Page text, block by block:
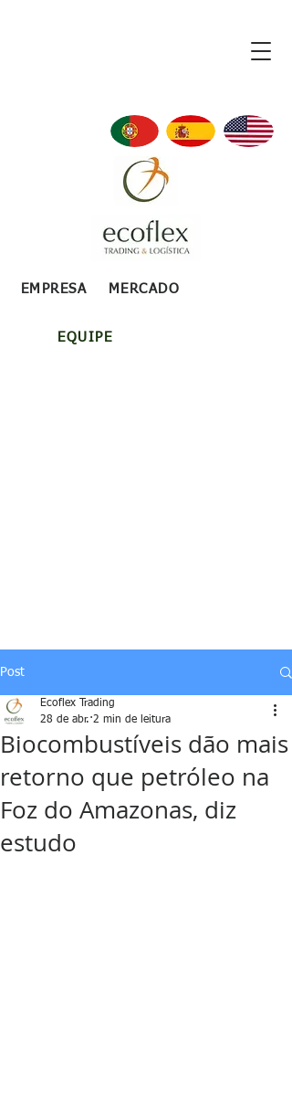
EMPRESA MERCADO
EQUIPE
Post
Biocombustíveis dão mais
retorno que petróleo na
Foz do Amazonas, diz
estudo
Ecoflex Trading
28 de abr. 2 min de leitura